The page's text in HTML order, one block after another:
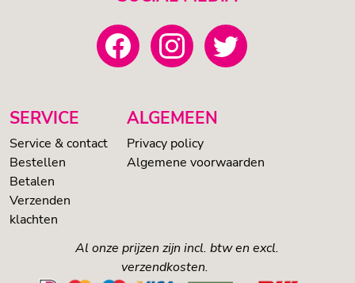
Al onze prijzen zijn incl. btw en excl.
verzendkosten.
SERVICE
Service & contact
Bestellen
Betalen
Verzenden
klachten
ALGEMEEN
Privacy policy
Algemene voorwaarden